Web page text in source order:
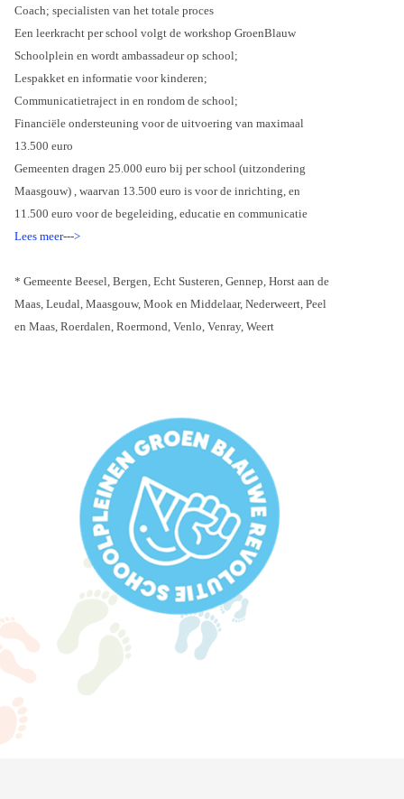
Coach; specialisten van het totale proces
Een leerkracht per school volgt de workshop GroenBlauw
Schoolplein en wordt ambassadeur op school;
Lespakket en informatie voor kinderen;
Communicatietraject in en rondom de school;
Financiële ondersteuning voor de uitvoering van maximaal
13.500 euro
Gemeenten dragen 25.000 euro bij per school (uitzondering
Maasgouw) , waarvan 13.500 euro is voor de inrichting, en
11.500 euro voor de begeleiding, educatie en communicatie
Lees meer--->
* Gemeente Beesel, Bergen, Echt Susteren, Gennep, Horst aan de
Maas, Leudal, Maasgouw, Mook en Middelaar, Nederweert, Peel
en Maas, Roerdalen, Roermond, Venlo, Venray, Weert